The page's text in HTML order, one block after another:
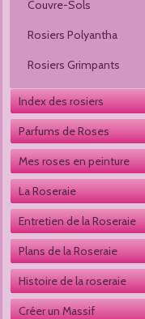
Couvre-Sols
Rosiers Polyantha
Rosiers Grimpants
Index des rosiers
Parfums de Roses
Mes roses en peinture
La Roseraie
Entretien de la Roseraie
Plans de la Roseraie
Histoire de la roseraie
Créer un Massif